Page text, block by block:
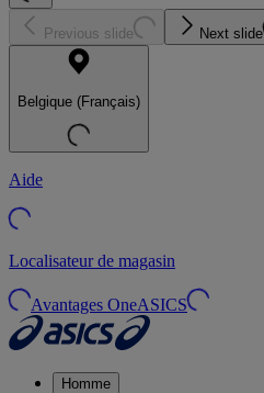
Previous slide Next slide
Belgique (Français)
Aide
Localisateur de magasin
Avantages OneASICS
Homme